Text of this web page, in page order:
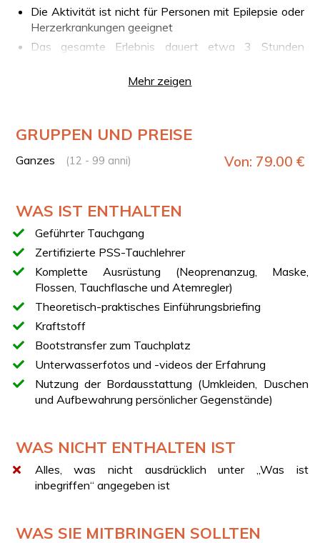
Die Aktivität ist nicht für Personen mit Epilepsie oder
Herzerkrankungen geeignet
Das gesamte Erlebnis dauert etwa 3 Stunden
der Tauchgang selbst etwa 20 Minuten dauert
IHRE ERFAHRUNG IM ÜBERBLICK
Ankunft im Hafen von Agropoli und Treffen mit dem
Bootsfahrt entlang der Küste des Cilento
Atemübungen an der Oberfläche
Geführter Tauchgang bis zu 5 Metern (ca. 20 Minuten)
Erkundung des Meeresbodens und der Meereswelt
Unterwasserfotos und -videos inklusive
IHR BOOT
Glasfaserboot
Länge: 10 Meter
Ausgestattet mit 2 Kabinen, Bad, Dusche, Küche und
großem Sonnendeck
zertifizierten PSS-Tauchlehrern (qualifizierte Fachkräfte
Phase begleiten. Ein Einführungsbriefing vermittelt alle
notwendigen Informationen, um den Tauchgang sicher
Mehr zeigen
GRUPPEN UND PREISE
Ganzes (12 - 99 anni) Von: 79.00 €
WAS IST ENTHALTEN
Geführter Tauchgang
Zertifizierte PSS-Tauchlehrer
Komplette Ausrüstung (Neoprenanzug, Maske,
Flossen, Tauchflasche und Atemregler)
Theoretisch-praktisches Einführungsbriefing
Kraftstoff
Bootstransfer zum Tauchplatz
Unterwasserfotos und -videos der Erfahrung
Nutzung der Bordausstattung (Umkleiden, Duschen
und Aufbewahrung persönlicher Gegenstände)
WAS NICHT ENTHALTEN IST
Alles, was nicht ausdrücklich unter „Was ist
inbegriffen“ angegeben ist
WAS SIE MITBRINGEN SOLLTEN